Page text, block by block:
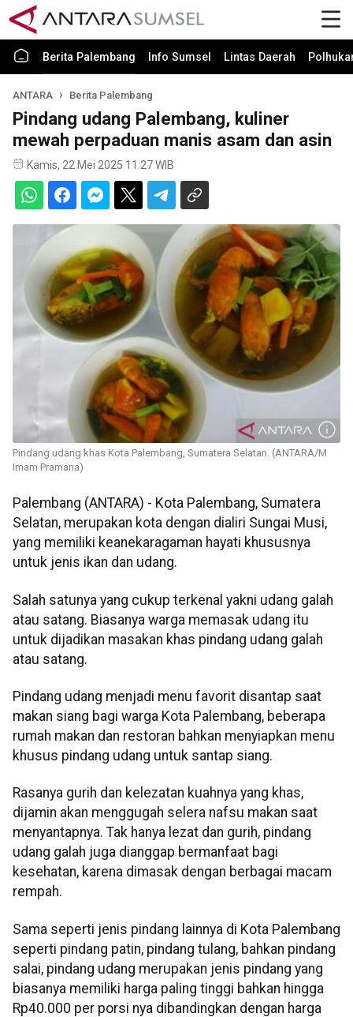
Berita Palembang Info Sumsel Lintas Daerah
ANTARA Berita Palembang
Pindang udang Palembang, kuliner
mewah perpaduan manis asam dan asin
Kamis, 22 Mei 2025 11:27 WIB
Pindang udang khas Kota Palembang, Sumatera Selatan. (ANTARA/M
Imam Pramana)
Palembang (ANTARA) - Kota Palembang, Sumatera
Selatan, merupakan kota dengan dialiri Sungai Musi,
yang memiliki keanekaragaman hayati khususnya
untuk jenis ikan dan udang.
Salah satunya yang cukup terkenal yakni udang galah
atau satang. Biasanya warga memasak udang itu
untuk dijadikan masakan khas pindang udang galah
atau satang.
Pindang udang menjadi menu favorit disantap saat
makan siang bagi warga Kota Palembang, beberapa
rumah makan dan restoran bahkan menyiapkan menu
khusus pindang udang untuk santap siang.
Rasanya gurih dan kelezatan kuahnya yang khas,
dijamin akan menggugah selera nafsu makan saat
menyantapnya. Tak hanya lezat dan gurih, pindang
udang galah juga dianggap bermanfaat bagi
kesehatan, karena dimasak dengan berbagai macam
rempah.
Sama seperti jenis pindang lainnya di Kota Palembang
seperti pindang patin, pindang tulang, bahkan pindang
salai, pindang udang merupakan jenis pindang yang
biasanya memiliki harga paling tinggi bahkan hingga
Rp40.000 per porsi nya dibandingkan dengan harga